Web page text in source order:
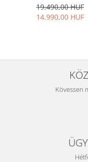
19.490,00 HUF
14.990,00 HUF
Kövessen